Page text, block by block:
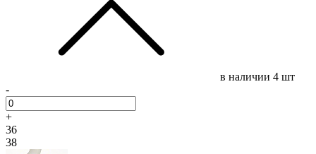
в наличии 4 шт
-
+
36
38